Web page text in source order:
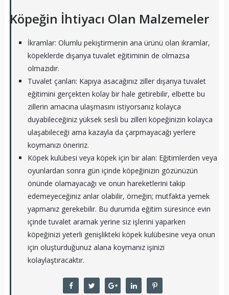
Köpeğin İhtiyacı Olan Malzemeler
İkramlar: Olumlu pekiştirmenin ana ürünü olan ikramlar,
köpeklerde dışarıya tuvalet eğitiminin de olmazsa
olmazıdır.
Tuvalet çanları: Kapıya asacağınız ziller dışarıya tuvalet
eğitimini gerçekten kolay bir hale getirebilir, elbette bu
zillerin amacına ulaşmasını istiyorsanız kolayca
duyabileceğiniz yüksek sesli bu zilleri köpeğinizin kolayca
ulaşabileceği ama kazayla da çarpmayacağı yerlere
koymanızı öneririz.
Köpek kulübesi veya köpek için bir alan: Eğitimlerden veya
oyunlardan sonra gün içinde köpeğinizin gözünüzün
önünde olamayacağı ve onun hareketlerini takip
edemeyeceğiniz anlar olabilir, örneğin; mutfakta yemek
yapmanız gerekebilir. Bu durumda eğitim süresince evin
içinde tuvalet aramak yerine siz işlerini yaparken
köpeğinizi yeterli genişlikteki köpek kulübesine veya onun
için oluşturduğunuz alana koymanız işinizi
kolaylaştıracaktır.